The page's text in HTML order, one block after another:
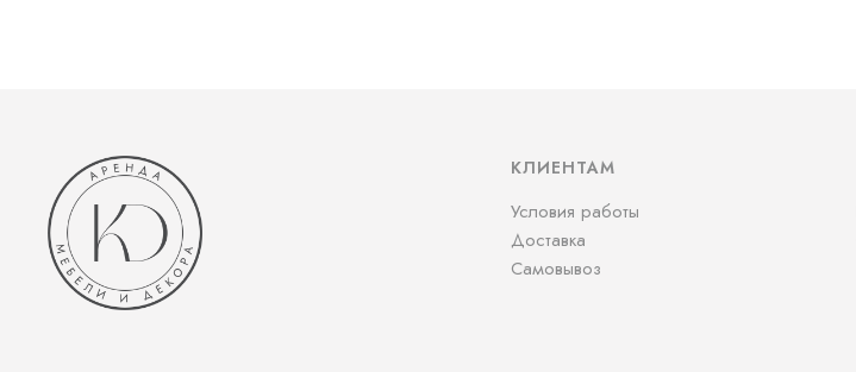
КЛИЕНТАМ
Условия работы
Доставка
Самовывоз